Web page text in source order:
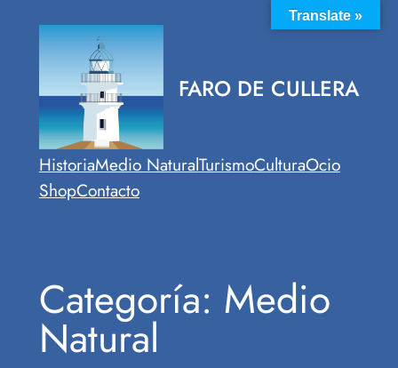
contenido
FARO DE CULLERA
HistoriaMedio NaturalTurismoCulturaOcio
ShopContacto
Categoría: Medio
Natural
Translate »